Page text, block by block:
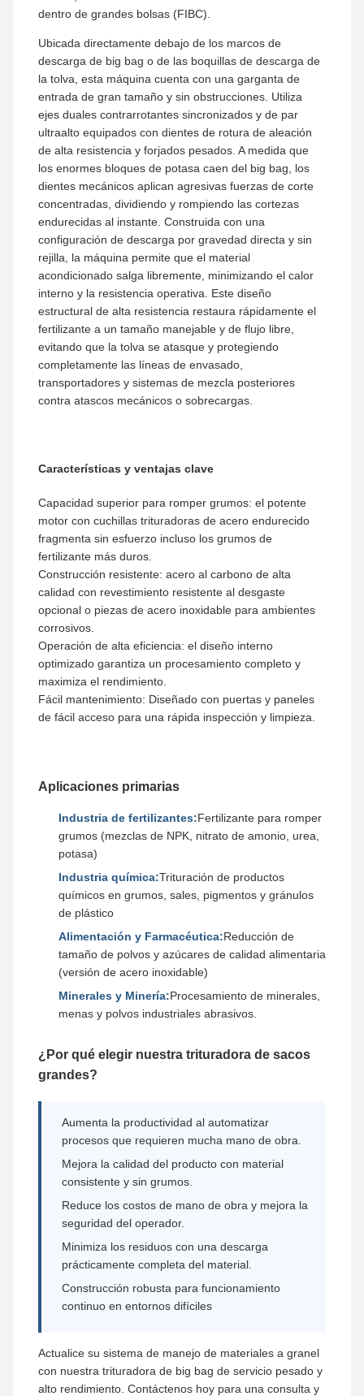
dentro de grandes bolsas (FIBC).
Ubicada directamente debajo de los marcos de
descarga de big bag o de las boquillas de descarga de
la tolva, esta máquina cuenta con una garganta de
entrada de gran tamaño y sin obstrucciones. Utiliza
ejes duales contrarrotantes sincronizados y de par
ultraalto equipados con dientes de rotura de aleación
de alta resistencia y forjados pesados. A medida que
los enormes bloques de potasa caen del big bag, los
dientes mecánicos aplican agresivas fuerzas de corte
concentradas, dividiendo y rompiendo las cortezas
endurecidas al instante. Construida con una
configuración de descarga por gravedad directa y sin
rejilla, la máquina permite que el material
acondicionado salga libremente, minimizando el calor
interno y la resistencia operativa. Este diseño
estructural de alta resistencia restaura rápidamente el
fertilizante a un tamaño manejable y de flujo libre,
evitando que la tolva se atasque y protegiendo
completamente las líneas de envasado,
transportadores y sistemas de mezcla posteriores
contra atascos mecánicos o sobrecargas.
Características y ventajas clave
Capacidad superior para romper grumos: el potente
motor con cuchillas trituradoras de acero endurecido
fragmenta sin esfuerzo incluso los grumos de
fertilizante más duros.
Construcción resistente: acero al carbono de alta
calidad con revestimiento resistente al desgaste
opcional o piezas de acero inoxidable para ambientes
corrosivos.
Operación de alta eficiencia: el diseño interno
optimizado garantiza un procesamiento completo y
maximiza el rendimiento.
Fácil mantenimiento: Diseñado con puertas y paneles
de fácil acceso para una rápida inspección y limpieza.
Aplicaciones primarias
Industria de fertilizantes:Fertilizante para romper
grumos (mezclas de NPK, nitrato de amonio, urea,
potasa)
Industria química:Trituración de productos
químicos en grumos, sales, pigmentos y gránulos
de plástico
Alimentación y Farmacéutica:Reducción de
tamaño de polvos y azúcares de calidad alimentaria
(versión de acero inoxidable)
Minerales y Minería:Procesamiento de minerales,
menas y polvos industriales abrasivos.
¿Por qué elegir nuestra trituradora de sacos
grandes?
Aumenta la productividad al automatizar
procesos que requieren mucha mano de obra.
Mejora la calidad del producto con material
consistente y sin grumos.
Reduce los costos de mano de obra y mejora la
seguridad del operador.
Minimiza los residuos con una descarga
prácticamente completa del material.
Construcción robusta para funcionamiento
continuo en entornos difíciles
Actualice su sistema de manejo de materiales a granel
con nuestra trituradora de big bag de servicio pesado y
alto rendimiento. Contáctenos hoy para una consulta y